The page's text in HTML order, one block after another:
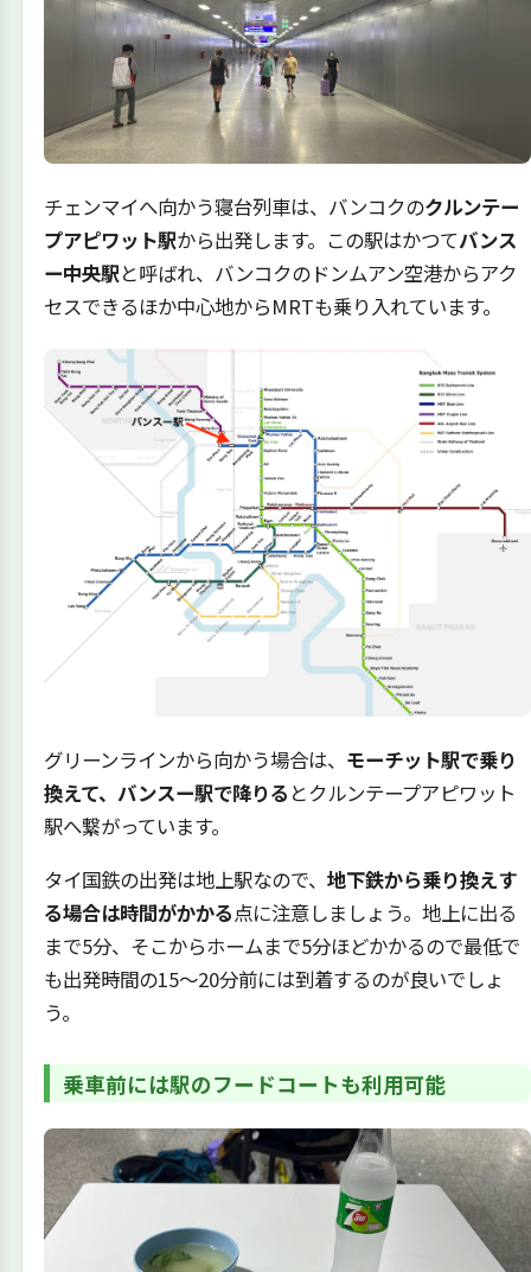
チェンマイへ向かう寝台列車は、バンコクのクルンテー
プアピワット駅から出発します。この駅はかつてバンス
ー中央駅と呼ばれ、バンコクのドンムアン空港からアク
セスできるほか中心地からMRTも乗り入れています。
グリーンラインから向かう場合は、 モーチット駅で乗り
換えて、バンスー駅で降りる とクルンテープアピワット
駅へ繋がっています。
タイ国鉄の出発は地上駅なので、 地下鉄から乗り換えす
る場合は時間がかかる点に注意しましょう。地上に出る
まで5分、そこからホームまで5分ほどかかるので最低で
も出発時間の15〜20分前には到着するのが良いでしょ
う。
乗車前には駅のフードコートも利用可能